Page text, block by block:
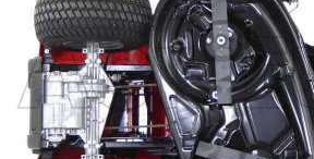
MCH
Michelin
Mille
Minox
Mockmill